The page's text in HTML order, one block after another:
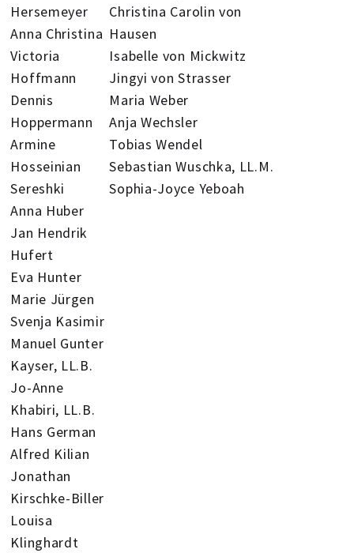
Hersemeyer
Anna Christina
Victoria
Hoffmann
Dennis
Hoppermann
Armine
Hosseinian
Sereshki
Anna Huber
Jan Hendrik
Hufert
Eva Hunter
Marie Jürgen
Svenja Kasimir
Manuel Gunter
Kayser, LL.B.
Jo-Anne
Khabiri, LL.B.
Hans German
Alfred Kilian
Jonathan
Kirschke-Biller
Louisa
Klinghardt
Christina Carolin von
Hausen
Isabelle von Mickwitz
Jingyi von Strasser
Maria Weber
Anja Wechsler
Tobias Wendel
Sebastian Wuschka, LL.M.
Sophia-Joyce Yeboah